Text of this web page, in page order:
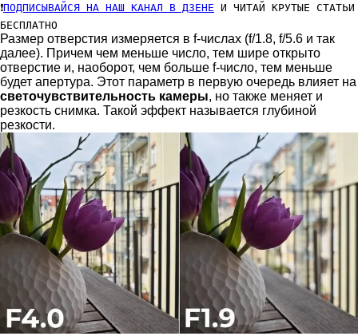
❗ПОДПИСЫВАЙСЯ НА НАШ КАНАЛ В ДЗЕНЕ И ЧИТАЙ КРУТЫЕ СТАТЬИ
БЕСПЛАТНО
Размер отверстия измеряется в f-числах (f/1.8, f/5.6 и так
далее). Причем чем меньше число, тем шире открыто
отверстие и, наоборот, чем больше f-число, тем меньше
будет апертура. Этот параметр в первую очередь влияет на
светочувствительность камеры, но также меняет и
резкость снимка. Такой эффект называется глубиной
резкости.